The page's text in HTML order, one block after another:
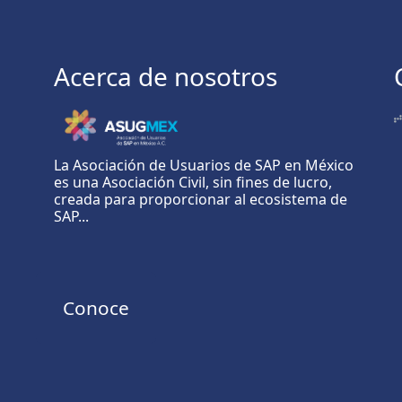
Acerca de nosotros
La Asociación de Usuarios de SAP en México
es una Asociación Civil, sin fines de lucro,
creada para proporcionar al ecosistema de
SAP...
Conoce